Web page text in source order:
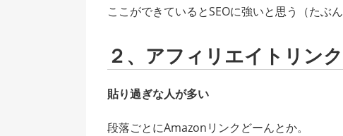
ここができているとSEOに強いと思う（たぶん
２、アフィリエイトリンク
貼り過ぎな人が多い
段落ごとにAmazonリンクどーんとか。